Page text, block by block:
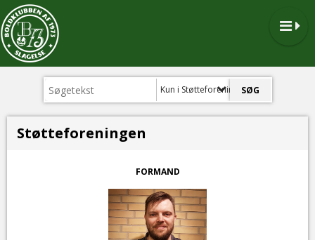
Kun i Støtteforeningen
Støtteforeningen
FORMAND